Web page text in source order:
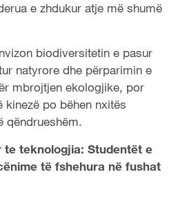
e zhdukur atje më shumë
biodiversitetin e pasur
natyrore dhe përparimin e
mbrojtjen ekologjike, por
kinezë po bëhen nxitës
qëndrueshëm.
te teknologjia: Studentët e
të fshehura në fushat